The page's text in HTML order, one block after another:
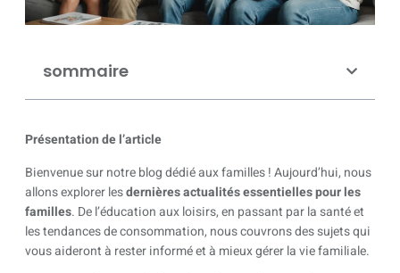
sommaire
Présentation de l’article
Bienvenue sur notre blog dédié aux familles ! Aujourd’hui, nous
allons explorer lesdernières actualités essentielles pour les
familles. De l’éducation aux loisirs, en passant par la santé et
les tendances de consommation, nous couvrons des sujets qui
vous aideront à rester informé et à mieux gérer la vie familiale.